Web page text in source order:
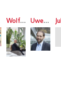
Wolfgang Ullrich Uwe Volkmann